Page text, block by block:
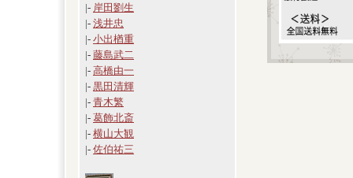
|- 岸田劉生
|- 浅井忠
|- 小出楢重
|- 藤島武二
|- 高橋由一
|- 黒田清輝
|- 青木繁
|- 葛飾北斎
|- 横山大観
|- 佐伯祐三